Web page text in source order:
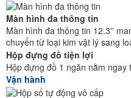
Màn hình đa thông tin
Màn hình đa thông tin 12.3''
chuyển từ loại kim vật lý sang
Hộp đựng đồ tiện lợi
Hộp đựng đồ 1 ngăn nằm
Vận hành